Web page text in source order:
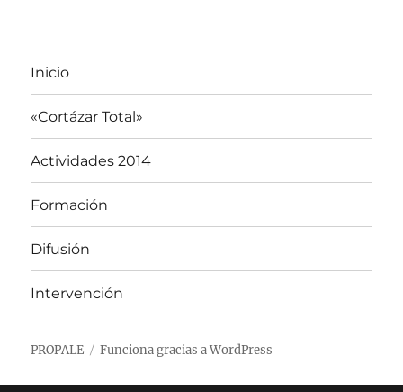
Inicio
«Cortázar Total»
Actividades 2014
Formación
Difusión
Intervención
PROPALE Funciona gracias a WordPress